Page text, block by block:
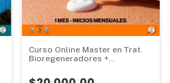
Curso Online Master en Trat.
Bioregeneradores +
INSCRIPCIÓN - CURSO DE